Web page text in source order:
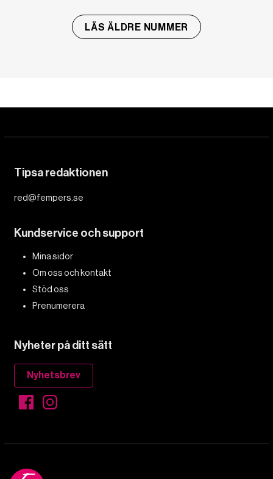
LÄS ÄLDRE NUMMER
Tipsa redaktionen
red@fempers.se
Kundservice och support
Mina sidor
Om oss och kontakt
Stöd oss
Prenumerera
Nyheter på ditt sätt
Nyhetsbrev